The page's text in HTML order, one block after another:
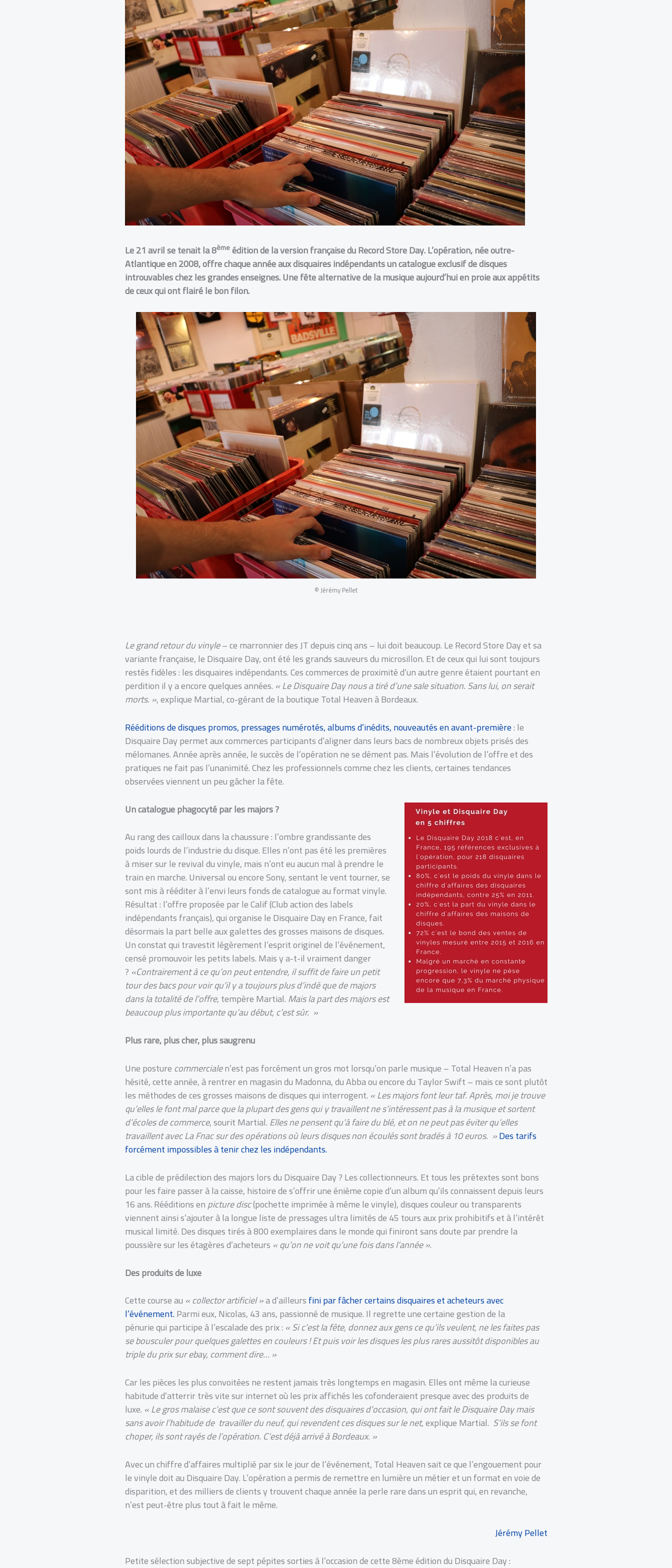
Le 21 avril se tenait la 8èmeédition de la version française du Record Store Day.L’opération, née outre-
Atlantique en 2008, offre chaque année aux disquaires indépendants un catalogue exclusif de disques
introuvables chez les grandes enseignes.Une fête alternative de la musique aujourd’hui en proie aux appétits
de ceux qui ont flairé le bon filon.
© Jérémy Pellet
Le grand retour du vinyle– ce marronnier des JT depuis cinq ans – lui doit beaucoup. Le Record Store Day et sa
variante française, le Disquaire Day, ont été les grands sauveurs du microsillon. Et de ceux qui lui sont toujours
restés fidèles : les disquaires indépendants. Ces commerces de proximité d’un autre genre étaient pourtant en
perdition il y a encore quelques années. « Le Disquaire Day nous a tiré d’une sale situation. Sans lui, on serait
morts. », explique Martial, co-gérant de la boutique Total Heaven à Bordeaux.
Rééditions de disques promos, pressages numérotés, albums d’inédits, nouveautés en avant-première: le
Disquaire Day permet aux commerces participants d’aligner dans leurs bacs de nombreux objets prisés des
mélomanes. Année après année, le succès de l’opération ne se dément pas. Mais l’évolution de l’offre et des
pratiques ne fait pas l’unanimité. Chez les professionnels comme chez les clients, certaines tendances
observées viennent un peu gâcher la fête.
Un catalogue phagocyté par les majors ?
Au rang des cailloux dans la chaussure : l’ombre grandissante des
poids lourds de l’industrie du disque. Elles n’ont pas été les premières
à miser sur le revival du vinyle, mais n’ont eu aucun mal à prendre le
train en marche. Universal ou encore Sony, sentant le vent tourner, se
sont mis à rééditer à l’envi leurs fonds de catalogue au format vinyle.
Résultat : l’offre proposée par le Calif (Club action des labels
indépendants français), qui organise le Disquaire Day en France, fait
désormais la part belle aux galettes des grosses maisons de disques.
Un constat qui travestit légèrement l’esprit originel de l’événement,
censé promouvoir les petits labels. Mais y a-t-il vraiment danger
? «Contrairement à ce qu’on peut entendre, il suffit de faire un petit
tour des bacs pour voir qu’il y a toujours plus d’indé que de majors
dans la totalité de l’offre, tempère Martial.Mais la part des majors est
beaucoup plus importante qu’au début, c’est sûr. »
Plus rare, plus cher, plus saugrenu
Une posturecommercialen’est pas forcément un gros mot lorsqu’on parle musique – Total Heaven n’a pas
hésité, cette année, à rentrer en magasin du Madonna, du Abba ou encore du Taylor Swift – mais ce sont plutôt
les méthodes de ces grosses maisons de disques qui interrogent. «Les majors font leur taf. Après, moi je trouve
qu’elles le font mal parce que la plupart des gens qui y travaillent ne s’intéressent pas à la musique et sortent
d’écoles de commerce, sourit Martial.Elles ne pensent qu’à faire du blé, et on ne peut pas éviter qu’elles
travaillent avec La Fnac sur des opérations où leurs disques non écoulés sont bradés à 10 euros. »Des tarifs
forcément impossibles à tenir chez les indépendants.
La cible de prédilection des majors lors du Disquaire Day ? Les collectionneurs. Et tous les prétextes sont bons
pour les faire passer à la caisse, histoire de s’offrir une énième copie d’un album qu’ils connaissent depuis leurs
16 ans. Rééditions enpicture disc(pochette imprimée à même le vinyle), disques couleur ou transparents
viennent ainsi s’ajouter à la longue liste de pressages ultra limités de 45 tours aux prix prohibitifs et à l’intérêt
musical limité. Des disques tirés à 800 exemplaires dans le monde qui finiront sans doute par prendre la
poussière sur les étagères d’acheteurs « qu’on ne voit qu’une fois dans l’année ».
Des produits de luxe
Cette course au « collector artificiel »a d’ailleursfini par fâcher certains disquaires et acheteurs avec
l’événement.Parmi eux, Nicolas, 43 ans, passionné de musique. Il regrette une certaine gestion de la
pénurie qui participe à l’escalade des prix : « Si c’est la fête, donnez aux gens ce qu’ils veulent, ne les faites pas
se bousculer pour quelques galettes en couleurs ! Et puis voir les disques les plus rares aussitôt disponibles au
triple du prix sur ebay, comment dire… »
Car les pièces les plus convoitées ne restent jamais très longtemps en magasin. Elles ont même la curieuse
habitude d’atterrir très vite sur internet où les prix affichés les cofonderaient presque avec des produits de
luxe. « Le gros malaise c’est que ce sont souvent des disquaires d’occasion,qui ont fait le Disquaire Day mais
sans avoir l’habitude de travailler du neuf, qui revendent ces disques sur le net, explique Martial. S’ils se font
choper, ils sont rayés de l’opération. C’est déjà arrivé à Bordeaux. »
Avec un chiffre d’affaires multiplié par six le jour de l’événement, Total Heaven sait ce que l’engouement pour
le vinyle doit au Disquaire Day. L’opération a permis de remettre en lumière un métier et un format en voie de
disparition, et des milliers de clients y trouvent chaque année la perle rare dans un esprit qui, en revanche,
n’est peut-être plus tout à fait le même.
Jérémy Pellet
Petite sélection subjective de sept pépites sorties à l’occasion de cette 8ème édition du Disquaire Day :